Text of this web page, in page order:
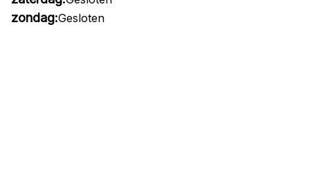
zondag:Gesloten